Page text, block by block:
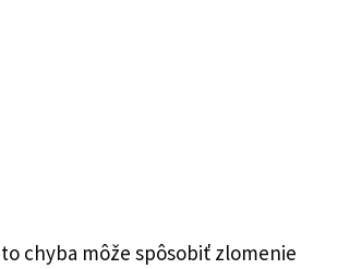
chyba môže spôsobiť zlomenie